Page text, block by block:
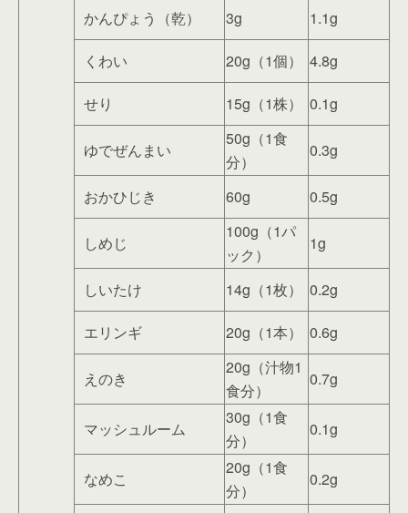
かんぴょう（乾） 3g 1.1g
くわい 20g（1個） 4.8g
せり 15g（1株） 0.1g
ゆでぜんまい
50g（1食
分）
0.3g
おかひじき 60g 0.5g
しめじ
100g（1パ
ック）
1g
しいたけ 14g（1枚） 0.2g
エリンギ 20g（1本） 0.6g
えのき
20g（汁物1
食分）
0.7g
マッシュルーム
30g（1食
分）
0.1g
なめこ
20g（1食
分）
0.2g